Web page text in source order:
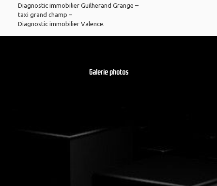
Diagnostic immobilier Guilherand Grange –
taxi grand champ –
Diagnostic immobilier Valence.
Galerie photos